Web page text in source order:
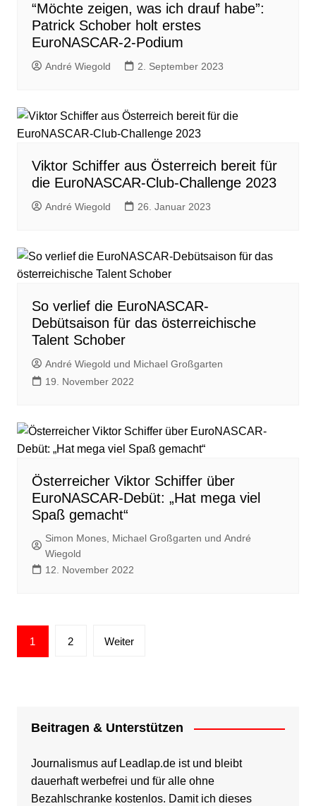
“Möchte zeigen, was ich drauf habe”:
Patrick Schober holt erstes
EuroNASCAR-2-Podium
André Wiegold 2. September 2023
Viktor Schiffer aus Österreich bereit für
die EuroNASCAR-Club-Challenge 2023
André Wiegold 26. Januar 2023
So verlief die EuroNASCAR-
Debütsaison für das österreichische
Talent Schober
André Wiegold und Michael Großgarten
19. November 2022
Österreicher Viktor Schiffer über
EuroNASCAR-Debüt: „Hat mega viel
Spaß gemacht“
Simon Mones, Michael Großgarten und André
Wiegold
12. November 2022
Seitennummerierung
der
1 2 Weiter
Beitragen & Unterstützen
Journalismus auf Leadlap.de ist und bleibt
dauerhaft werbefrei und für alle ohne
Bezahlschranke kostenlos. Damit ich dieses